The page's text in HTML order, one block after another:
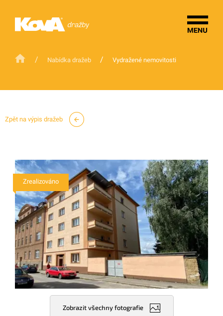
/ Nabídka dražeb / Vydražené nemovitosti
Zpět na výpis dražeb
Zrealizováno
Zobrazit všechny fotografie